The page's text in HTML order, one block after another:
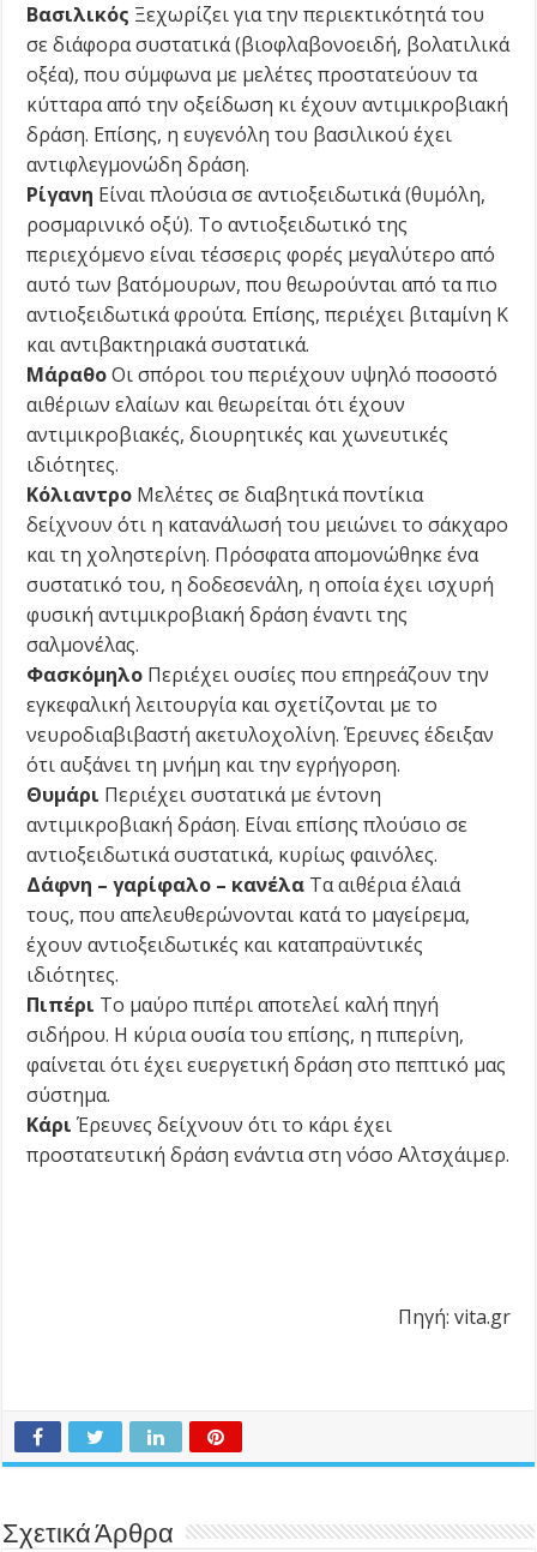
Βασιλικός Ξεχωρίζει για την περιεκτικότητά του
σε διάφορα συστατικά (βιοφλαβονοειδή, βολατιλικά
οξέα), που σύμφωνα με μελέτες προστα­τεύουν τα
κύτταρα από την οξείδωση κι έχουν αντιμικροβιακή
δράση. Επίσης, η ευγενόλη του βασιλικού έχει
αντιφλεγμονώδη δράση.
Ρίγανη Είναι πλούσια σε αντιοξειδωτικά (θυμόλη,
ροσμαρινικό οξύ). Το αντιοξειδωτικό της
περιεχόμενο είναι τέσσερις φορές μεγαλύτερο από
αυτό των βατόμουρων, που θεω­ρούνται από τα πιο
αντιοξειδω­τικά φρούτα. Επίσης, περιέχει βιταμίνη Κ
και αντιβακτηριακά συστατικά.
ΜάραθοΟι σπόροι του περιέχουν υψηλό ποσοστό
αιθέριων ελαίων και θεωρείται ότι έχουν
αντιμικροβιακές, διουρητικές και χωνευτικές
ιδιότητες.
Κόλιαντρο Μελέτες σε διαβητικά ποντίκια
δείχνουν ότι η κατανάλωσή του μειώνει το σάκχαρο
και τη χοληστερίνη. Πρόσφατα απομονώθηκε ένα
συστατικό του, η δοδεσενάλη, η οποία έχει ισχυρή
φυσική αντιμικροβιακή δράση έναντι της
σαλμονέλας.
Φασκόμηλο Περιέχει ουσίες που επηρεάζουν την
εγκεφαλική λειτουργία και σχετίζονται με το
νευροδιαβιβαστή ακετυλοχολίνη. Έρευνες έδειξαν
ότι αυξάνει τη μνήμη και την εγρήγορση.
Θυμάρι Περιέχει συστατικά με έντονη
αντιμικροβιακή δράση. Είναι επίσης πλούσιο σε
αντιοξειδωτικά συστατικά, κυρίως φαινόλες.
Δάφνη – γαρίφαλο – κανέλα Τα αιθέρια έλαιά
τους, που απελευθερώνονται κατά το μαγείρεμα,
έχουν αντιοξειδωτικές και καταπραϋντικές
ιδιότητες.
Πιπέρι Το μαύρο πιπέρι αποτελεί καλή πηγή
σιδήρου. Η κύρια ουσία του επίσης, η πιπερίνη,
φαίνεται ότι έχει ευεργετική δράση στο πεπτικό μας
σύστημα.
Κάρι Έρευνες δείχνουν ότι το κάρι έχει
προστατευτική δράση ενάντια στη νόσο Αλτσχάιμερ.
Πηγή: vita.gr
Σχετικά Άρθρα